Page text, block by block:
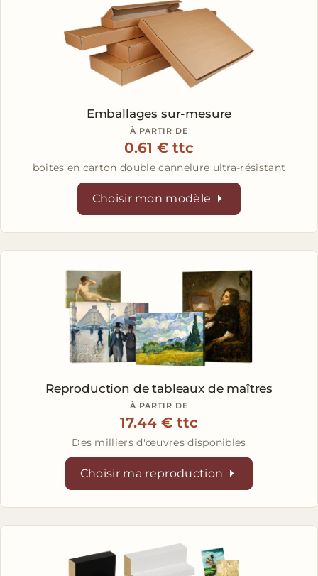
Emballages sur-mesure
À PARTIR DE
0.61 € ttc
boites en carton double cannelure ultra-résistant
Choisir mon modèle
Reproduction de tableaux de maîtres
À PARTIR DE
17.44 € ttc
Des milliers d'œuvres disponibles
Choisir ma reproduction